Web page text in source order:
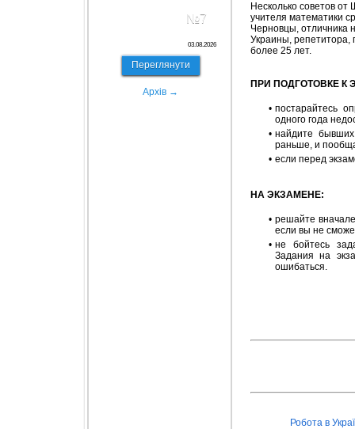
№7
03.08.2026
Переглянути
Архів →
Несколько советов
учителя математики
Черновцы, отличника
Украины, репетитора,
более 25 лет.
ПРИ ПОДГОТОВКЕ К
• постарайтесь
одного года
• найдите
раньше, и
• если перед
НА ЭКЗАМЕНЕ:
• решайте
если вы не
• не бойтесь
Задания на
ошибаться.
Робота в